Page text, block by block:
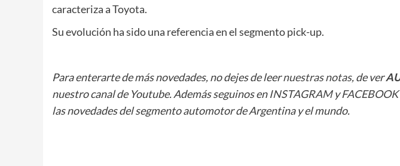
caracteriza a Toyota.
Su evolución ha sido una referencia en el segmento pick-up.
Para enterarte de más novedades, no dejes de leernuestras notas, de ver
nuestro canal de Youtube. Además seguinos enINSTAGRAMyFACEBOOK
las novedades del segmento automotor de Argentina y el mundo.